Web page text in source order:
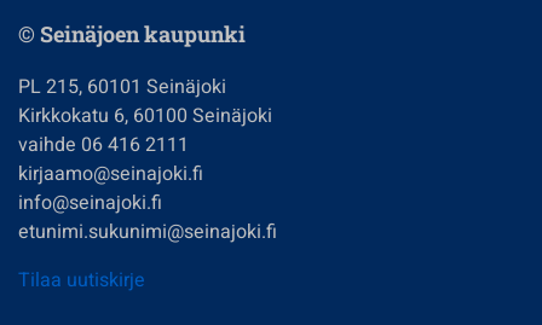
© Seinäjoen kaupunki
PL 215, 60101 Seinäjoki
Kirkkokatu 6, 60100 Seinäjoki
vaihde 06 416 2111
kirjaamo@seinajoki.fi
info@seinajoki.fi
etunimi.sukunimi@seinajoki.fi
Tilaa uutiskirje